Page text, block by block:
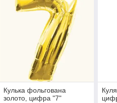
Кулька фольгована
золото, цифра "7"